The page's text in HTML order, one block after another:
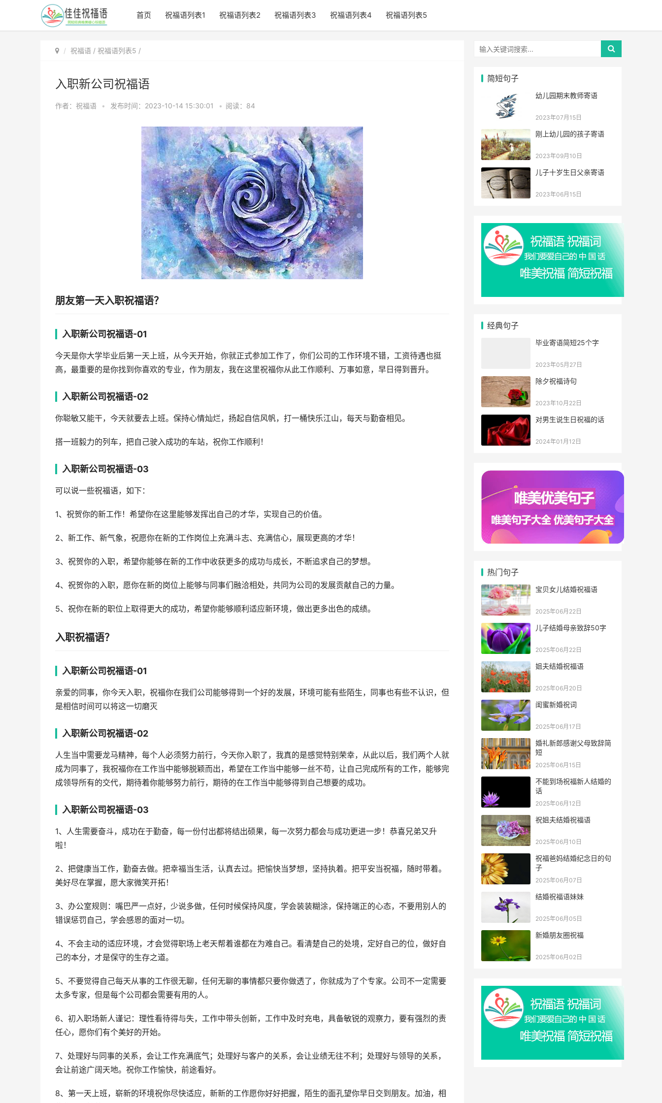
首页 祝福语列表1 祝福语列表2 祝福语列表3 祝福语列表4 祝福语列表5
祝福语 / 祝福语列表5 /
入职新公司祝福语
作者：祝福语 • 发布时间：2023-10-14 15:30:01 • 阅读：84
朋友第一天入职祝福语？
入职新公司祝福语-01
今天是你大学毕业后第一天上班，从今天开始，你就正式参加工作了，你们公司的工作环境不错，工资待遇也挺
高，最重要的是你找到你喜欢的专业，作为朋友，我在这里祝福你从此工作顺利、万事如意，早日得到晋升。
入职新公司祝福语-02
你聪敏又能干，今天就要去上班。保持心情灿烂，扬起自信风帆，打一桶快乐江山，每天与勤奋相见。
搭一班毅力的列车，把自己驶入成功的车站，祝你工作顺利！
入职新公司祝福语-03
可以说一些祝福语，如下：
1、祝贺你的新工作！希望你在这里能够发挥出自己的才华，实现自己的价值。
2、新工作、新气象，祝愿你在新的工作岗位上充满斗志、充满信心，展现更高的才华！
3、祝贺你的入职，希望你能够在新的工作中收获更多的成功与成长，不断追求自己的梦想。
4、祝贺你的入职，愿你在新的岗位上能够与同事们融洽相处，共同为公司的发展贡献自己的力量。
5、祝你在新的职位上取得更大的成功，希望你能够顺利适应新环境，做出更多出色的成绩。
入职祝福语？
入职新公司祝福语-01
亲爱的同事，你今天入职，祝福你在我们公司能够得到一个好的发展，环境可能有些陌生，同事也有些不认识，但
是相信时间可以将这一切磨灭
入职新公司祝福语-02
人生当中需要龙马精神，每个人必须努力前行，今天你入职了，我真的是感觉特别荣幸，从此以后，我们两个人就
成为同事了，我祝福你在工作当中能够脱颖而出，希望在工作当中能够一丝不苟，让自己完成所有的工作，能够完
成领导所有的交代，期待着你能够努力前行，期待的在工作当中能够得到自己想要的成功。
入职新公司祝福语-03
1、人生需要奋斗，成功在于勤奋，每一份付出都将结出硕果，每一次努力都会与成功更进一步！恭喜兄弟又升
啦！
2、把健康当工作，勤奋去做。把幸福当生活，认真去过。把愉快当梦想，坚持执着。把平安当祝福，随时带着。
美好尽在掌握，愿大家微笑开拓！
3、办公室规则：嘴巴严一点好，少说多做，任何时候保持风度，学会装装糊涂，保持端正的心态，不要用别人的
错误惩罚自己，学会感恩的面对一切。
4、不会主动的适应环境，才会觉得职场上老天帮着谁都在为难自己。看清楚自己的处境，定好自己的位，做好自
己的本分，才是保守的生存之道。
5、不要觉得自己每天从事的工作很无聊，任何无聊的事情都只要你做透了，你就成为了个专家。公司不一定需要
太多专家，但是每个公司都会需要有用的人。
6、初入职场新人谨记：理性看待得与失，工作中带头创新，工作中及时充电，具备敏锐的观察力，要有强烈的责
任心，愿你们有个美好的开始。
7、处理好与同事的关系，会让工作充满底气；处理好与客户的关系，会让业绩无往不利；处理好与领导的关系，
会让前途广阔天地。祝你工作愉快，前途看好。
8、第一天上班，崭新的环境祝你尽快适应，新新的工作愿你好好把握，陌生的面孔望你早日交到朋友。加油，相
简短句子
幼儿园期末教师寄语
2023年07月15日
刚上幼儿园的孩子寄语
2023年09月10日
儿子十岁生日父亲寄语
2023年06月15日
经典句子
毕业寄语简短25个字
2023年05月27日
除夕祝福诗句
2023年10月22日
对男生说生日祝福的话
2024年01月12日
热门句子
宝贝女儿结婚祝福语
2025年06月22日
儿子结婚母亲致辞50字
2025年06月22日
姐夫结婚祝福语
2025年06月20日
闺蜜新婚祝词
2025年06月17日
婚礼新郎感谢父母致辞简
短
2025年06月15日
不能到场祝福新人结婚的
话
2025年06月12日
祝姐夫结婚祝福语
2025年06月10日
祝福爸妈结婚纪念日的句
子
2025年06月07日
结婚祝福语妹妹
2025年06月05日
新婚朋友圈祝福
2025年06月02日